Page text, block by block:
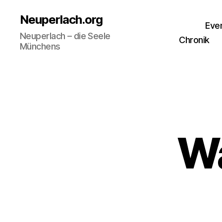
Neuperlach.org
Neuperlach – die Seele
Münchens
Chronik